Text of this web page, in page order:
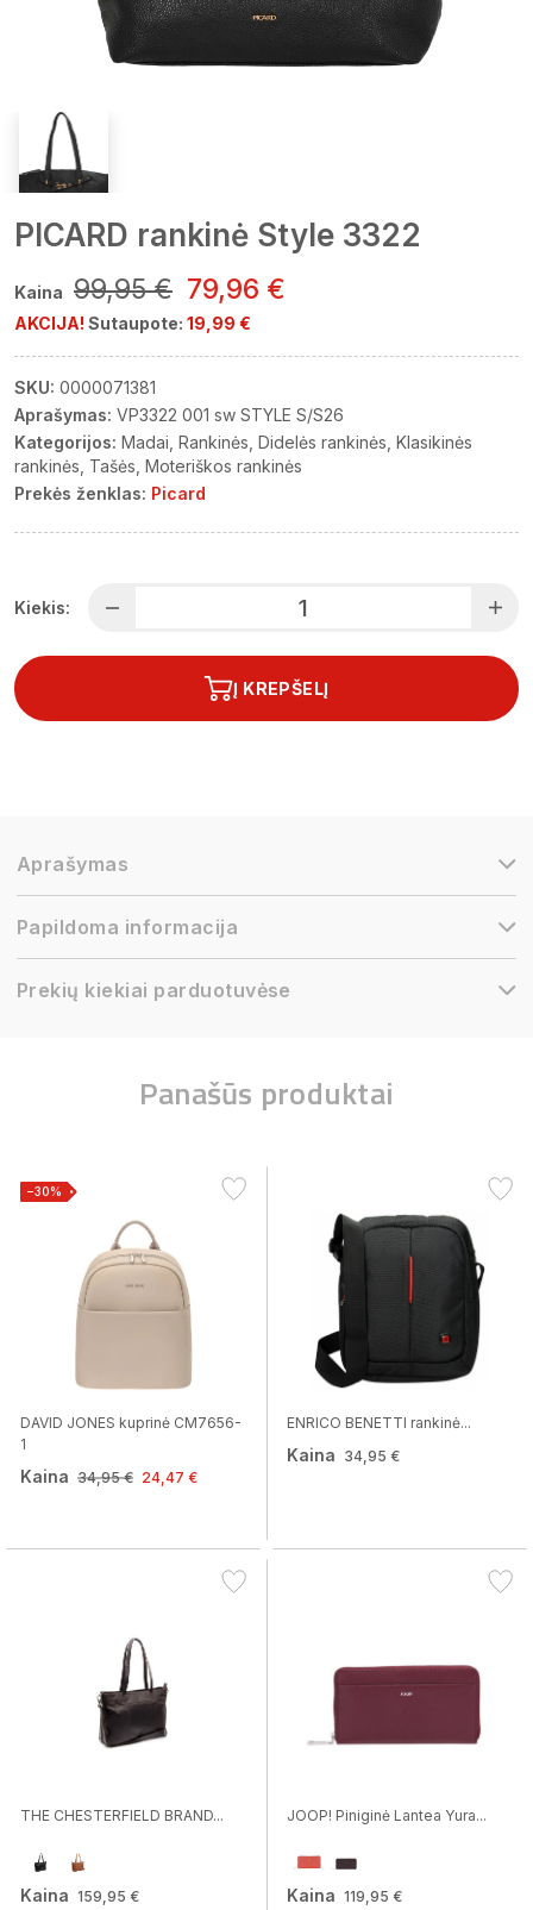
PICARD rankinė Style 3322
Kaina 99,95 € 79,96 €
AKCIJA! Sutaupote: 19,99 €
SKU: 0000071381
Aprašymas: VP3322 001 sw STYLE S/S26
Kategorijos: Madai Rankinės Didelės rankinės Klasikinės
rankinės Tašės Moteriškos rankinės
Prekės ženklas: Picard
Kiekis:
Į KREPŠELĮ
Aprašymas
Papildoma informacija
Prekių kiekiai parduotuvėse
Panašūs produktai
−30%
DAVID JONES kuprinė CM7656-
1
Kaina 34,95 € 24,47 €
ENRICO BENETTI rankinė...
Kaina 34,95 €
THE CHESTERFIELD BRAND...
Kaina 159,95 €
JOOP! Piniginė Lantea Yura...
Kaina 119,95 €